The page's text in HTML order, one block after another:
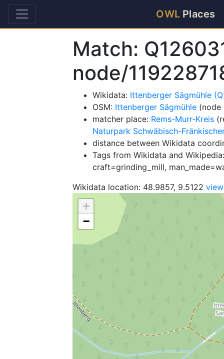
OWL Places
Match:
node/
Wikidata: Ittenberger Sägmühle
OSM: Ittenberger Sägmühle (node
matcher place: Rems-Murr-Kreis
Naturpark Schwäbisch-
distance between Wikidata
Tags from Wikidata and
craft=grinding_mill,
Wikidata location: 48.9857, 9.5122
+
−